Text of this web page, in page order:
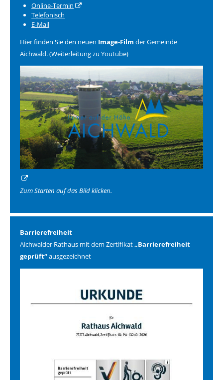
Online-Termin
Telefonisch
E-Mail
Hier finden Sie den neuen Image-Film der Gemeinde
Aichwald. (Weiterleitung zu Youtube)
Zum Starten auf das Bild klicken.
Barrierefreiheit
Aichwalder Rathaus mit dem Zertifikat„Barrierefreiheit
geprüft“ausgezeichnet